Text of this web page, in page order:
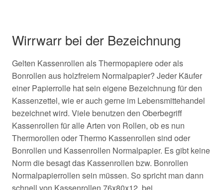
Wirrwarr bei der Bezeichnung
Gelten Kassenrollen als Thermopapiere oder als
Bonrollen aus holzfreiem Normalpapier? Jeder Käufer
einer Papierrolle hat sein eigene Bezeichnung für den
Kassenzettel, wie er auch gerne im Lebensmittehandel
bezeichnet wird. Viele benutzen den Oberbegriff
Kassenrollen für alle Arten von Rollen, ob es nun
Thermorollen oder Thermo Kassenrollen sind oder
Bonrollen und Kassenrollen Normalpapier. Es gibt keine
Norm die besagt das Kassenrollen bzw. Bonrollen
Normalpapierrollen sein müssen. So spricht man dann